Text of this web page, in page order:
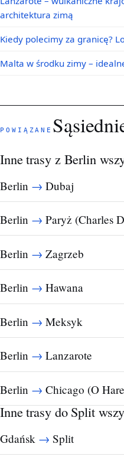
architektura zimą
Kiedy polecimy za granicę?
Malta w środku zimy –
POWIĄZANE
Inne trasy z Berlin
Berlin → Dubaj
Berlin → Paryż (Charles
Berlin → Zagrzeb
Berlin → Hawana
Berlin → Meksyk
Berlin → Lanzarote
Berlin → Chicago (O
Inne trasy do Split
Gdańsk → Split